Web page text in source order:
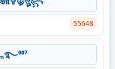
55648